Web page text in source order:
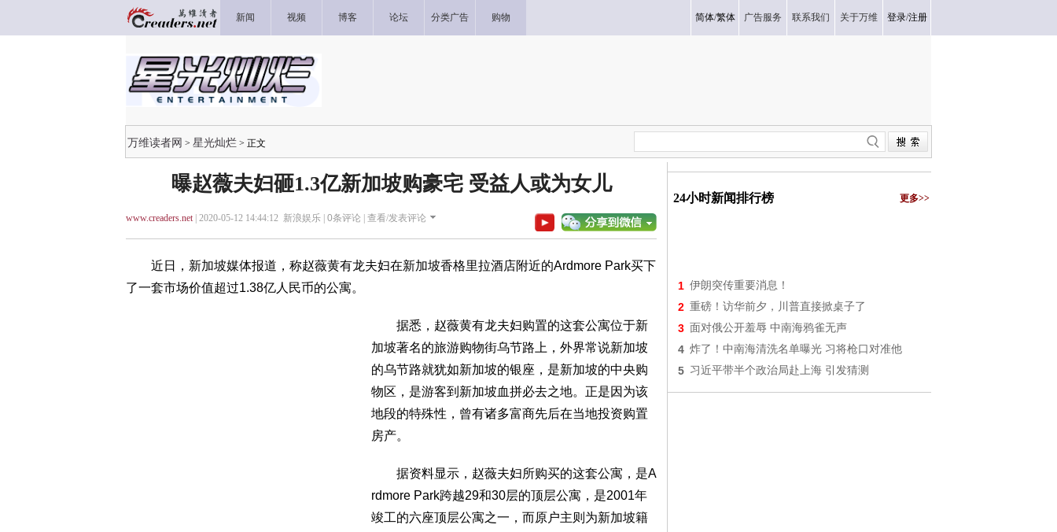
新闻 视频 博客 论坛 分类广告 购物 简体/繁体 广告服务 联系我们 关于万维 登录/注册
万维读者网 > 星光灿烂 > 正文
曝赵薇夫妇砸1.3亿新加坡购豪宅 受益人或为女儿
www.creaders.net| 2020-05-12 14:44:12 新浪娱乐 | 0条评论 | 查看/发表评论
近日，新加坡媒体报道，称赵薇黄有龙夫妇在新加坡香格里拉酒店附近的Ardmore Park买下
了一套市场价值超过1.38亿人民币的公寓。
据悉，赵薇黄有龙夫妇购置的这套公寓位于新
加坡著名的旅游购物街乌节路上，外界常说新加坡
的乌节路就犹如新加坡的银座，是新加坡的中央购
物区，是游客到新加坡血拼必去之地。正是因为该
地段的特殊性，曾有诸多富商先后在当地投资购置
房产。
据资料显示，赵薇夫妇所购买的这套公寓，是A
rdmore Park跨越29和30层的顶层公寓，是2001年
竣工的六座顶层公寓之一，而原户主则为新加坡籍
24小时新闻排行榜 更多>>
1 伊朗突传重要消息！
2 重磅！访华前夕，川普直接掀桌子了
3 面对俄公开羞辱 中南海鸦雀无声
4 炸了！中南海清洗名单曝光 习将枪口对准他
5 习近平带半个政治局赴上海 引发猜测